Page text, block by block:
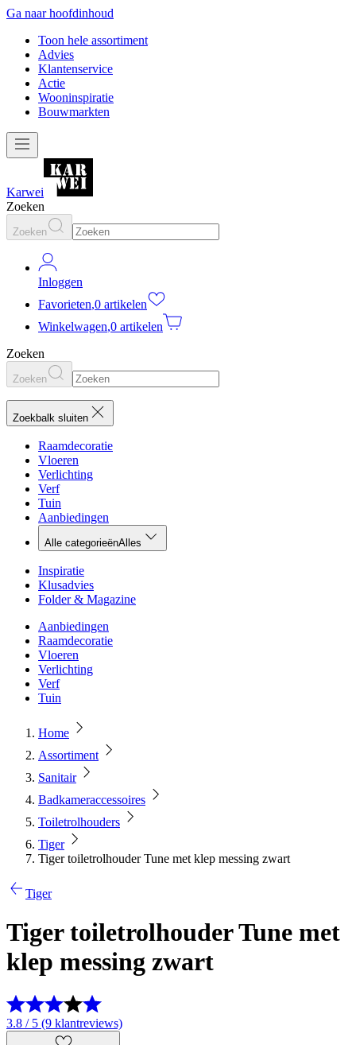
Ga naar hoofdinhoud
Toon hele assortiment
Advies
Klantenservice
Actie
Wooninspiratie
Bouwmarkten
Karwei
Zoeken
Zoeken
Inloggen
Favorieten,0 artikelen
Winkelwagen,0 artikelen
Zoeken
Zoeken
Zoekbalk sluiten
Raamdecoratie
Vloeren
Verlichting
Verf
Tuin
Aanbiedingen
Alle categorieënAlles
Inspiratie
Klusadvies
Folder & Magazine
Aanbiedingen
Raamdecoratie
Vloeren
Verlichting
Verf
Tuin
Home
Assortiment
Sanitair
Badkameraccessoires
Toiletrolhouders
Tiger
Tiger toiletrolhouder Tune met klep messing zwart
Tiger
Tiger toiletrolhouder Tune met
klep messing zwart
3.8 / 5 (9 klantreviews)